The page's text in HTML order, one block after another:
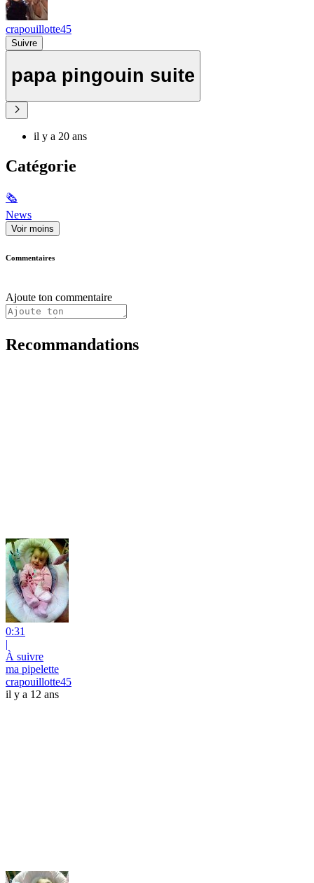
crapouillotte45
Suivre
papa pingouin suite
il y a 20 ans
Catégorie
🗞
News
Voir moins
Commentaires
Ajoute ton commentaire
Recommandations
0:31
|
À suivre
ma pipelette
crapouillotte45
il y a 12 ans